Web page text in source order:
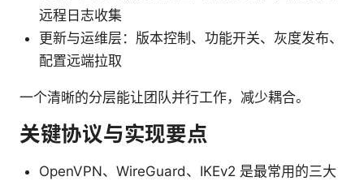
远程日志收集
更新与运维层：版本控制、功能开关、灰度发布、
配置远端拉取
一个清晰的分层能让团队并行工作，减少耦合。
关键协议与实现要点
OpenVPN、WireGuard、IKEv2 是最常用的三大